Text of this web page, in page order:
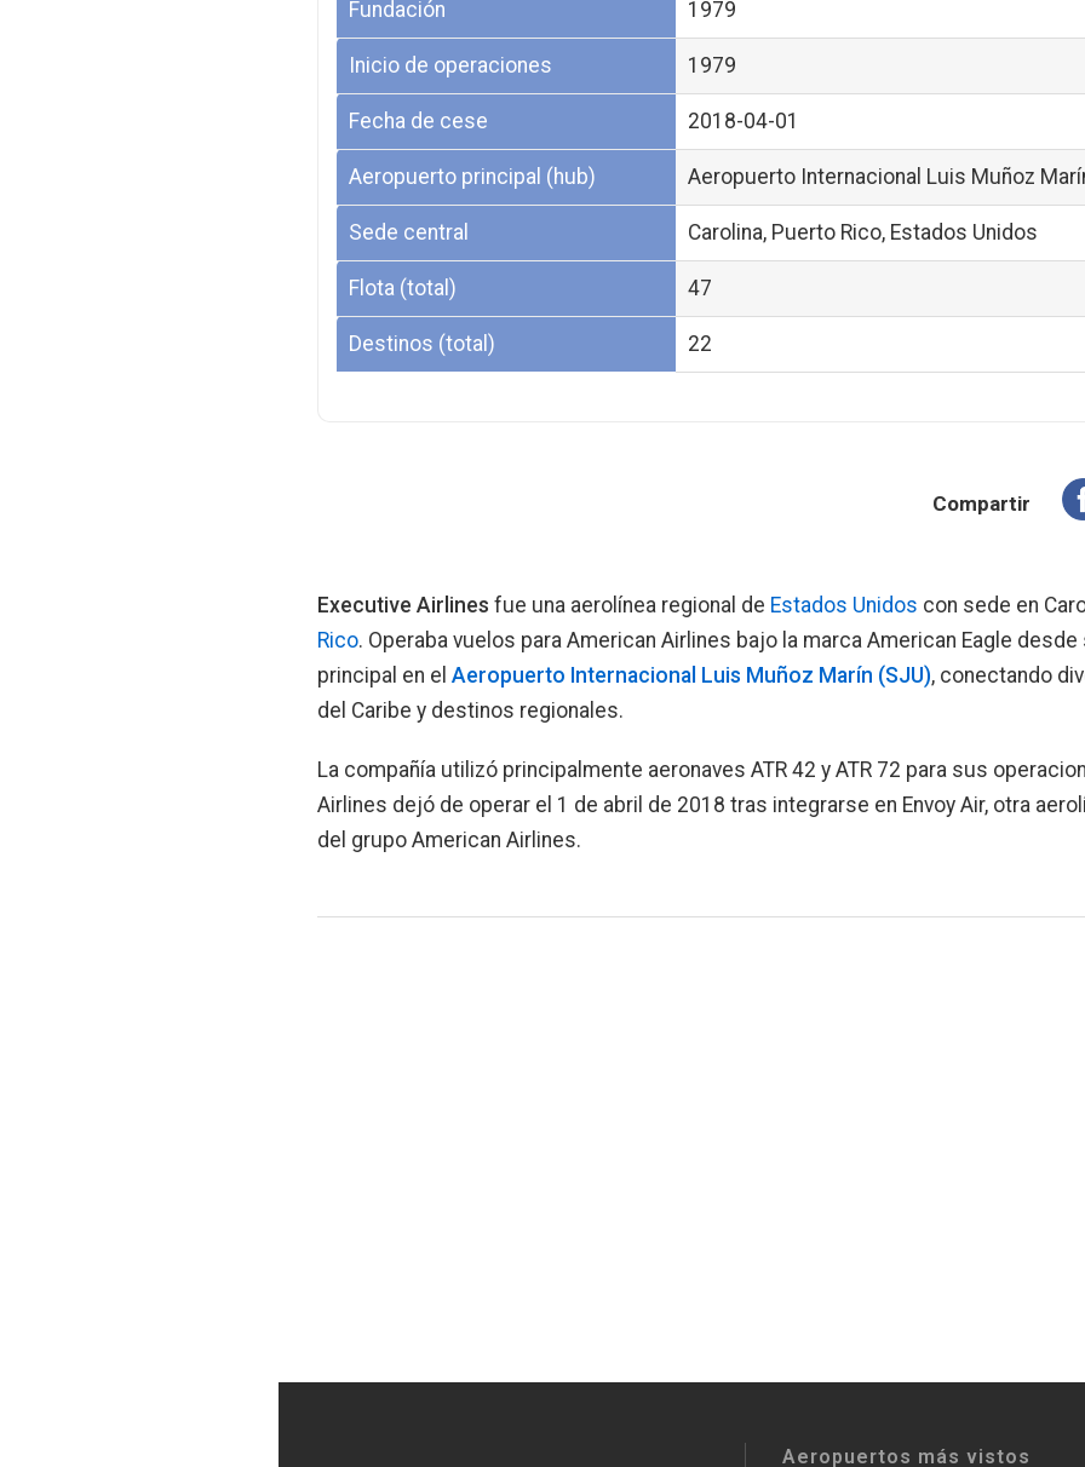
Fundación 1979
Inicio de operaciones 1979
Fecha de cese 2018-04-01
Aeropuerto principal (hub) Aeropuerto Internacional Luis Muñoz
Sede central Carolina, Puerto Rico, Estados Unidos
Flota (total) 47
Destinos (total) 22
Compartir
Executive Airlines fue una aerolínea regional de Estados Unidos con sede en
Rico. Operaba vuelos para American Airlines bajo la marca American Eagle desde
principal en el Aeropuerto Internacional Luis Muñoz Marín (SJU), conectando
del Caribe y destinos regionales.
La compañía utilizó principalmente aeronaves ATR 42 y ATR 72 para sus
Airlines dejó de operar el 1 de abril de 2018 tras integrarse en Envoy Air, otra
del grupo American Airlines.
Aeropuertos más vistos